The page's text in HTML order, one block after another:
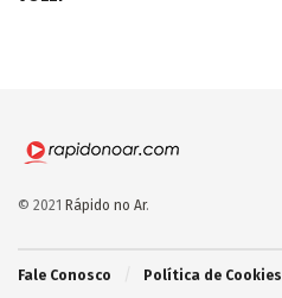
© 2021 Rápido no Ar.
Fale Conosco Política de Cookies